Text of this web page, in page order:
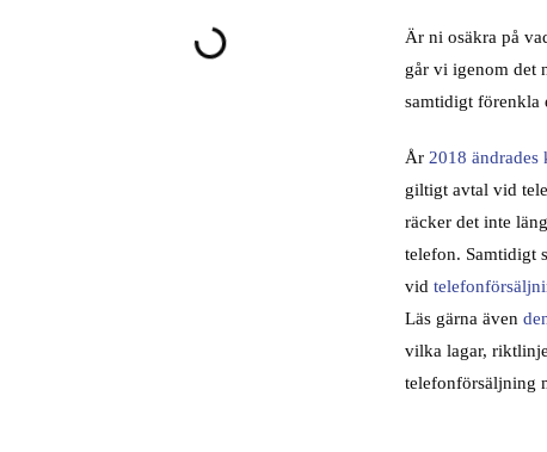
Är ni osäkra på
går vi igenom det
samtidigt förenkla
År 2018 ändrades
giltigt avtal vid
räcker det inte
telefon. Samtidigt
vid
Läs gärna även
vilka lagar,
telefonförsäljning